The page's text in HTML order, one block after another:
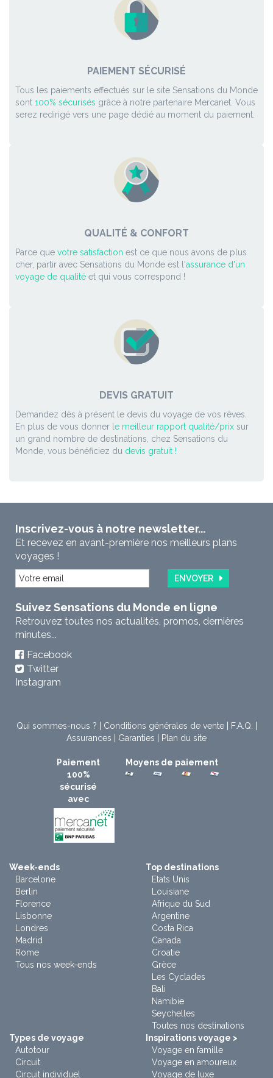
PAIEMENT SÉCURISÉ
Tous les paiements effectués sur le site Sensations du Monde
sont 100% sécurisés grâce à notre partenaire Mercanet. Vous
serez redirigé vers une page dédié au moment du paiement.
QUALITÉ & CONFORT
Parce que votre satisfaction est ce que nous avons de plus
cher, partir avec Sensations du Monde est l'assurance d'un
voyage de qualité et qui vous correspond !
DEVIS GRATUIT
Demandez dès à présent le devis du voyage de vos rêves.
En plus de vous donner le meilleur rapport qualité/prix sur
un grand nombre de destinations, chez Sensations du
Monde, vous bénéficiez du devis gratuit !
Inscrivez-vous à notre newsletter...
Et recevez en avant-première nos meilleurs plans
voyages !
ENVOYER
Suivez Sensations du Monde en ligne
Retrouvez toutes nos actualités, promos, dernières
minutes...
Facebook
Twitter
Instagram
Qui sommes-nous ? Conditions générales de vente| F.A.Q.
Assurances
Garanties Plan du site
Paiement
100%
sécurisé
avec
Moyens de paiement
Week-ends
Barcelone
Berlin
Florence
Lisbonne
Londres
Madrid
Rome
Tous nos week-ends
Top destinations
Etats Unis
Louisiane
Afrique du Sud
Argentine
Costa Rica
Canada
Croatie
Grèce
Les Cyclades
Bali
Namibie
Seychelles
Toutes nos destinations
Types de voyage
Autotour
Circuit
Circuit individuel
Inspirations voyage >
Voyage en famille
Voyage en amoureux
Voyage de luxe